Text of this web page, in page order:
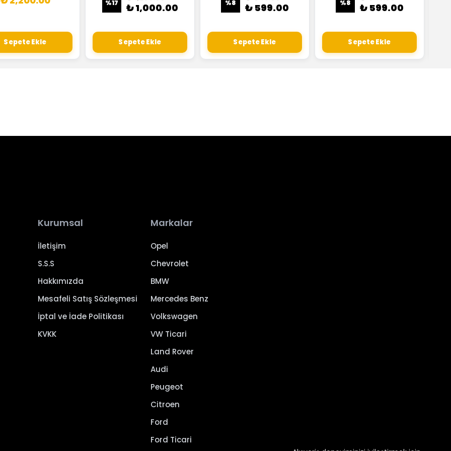
Sepete Ekle
%17 ₺ 1,000.00
Sepete Ekle
%8 ₺ 599.00
Sepete Ekle
%8 ₺ 599.00
Sepete Ekle
Kurumsal
İletişim
S.S.S
Hakkımızda
Mesafeli Satış Sözleşmesi
İptal ve İade Politikası
KVKK
Markalar
Opel
Chevrolet
BMW
Mercedes Benz
Volkswagen
VW Ticari
Land Rover
Audi
Peugeot
Citroen
Ford
Ford Ticari